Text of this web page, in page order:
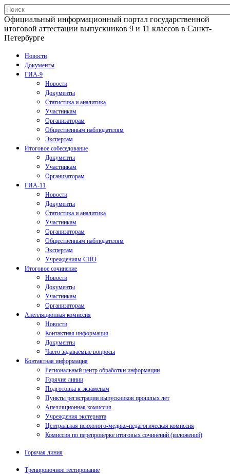
Официальный информационный портал государственной
итоговой аттестации выпускников 9 и 11 классов в Санкт-
Петербурге
Новости
Документы
ГИА-9
Новости
Документы
Статистика и аналитика
Участникам
Организаторам
Общественным наблюдателям
Экспертам
Итоговое собеседование
Документы
Участникам
Организаторам
ГИА-11
Новости
Документы
Статистика и аналитика
Участникам
Организаторам
Общественным наблюдателям
Экспертам
Учреждениям СПО
Итоговое сочинение
Новости
Документы
Участникам
Организаторам
Апелляционная комиссия
Новости
Контактная информация
Документы
Часто задаваемые вопросы
Контактная информация
Региональный центр обработки информации
Горячие линии
Подготовка к экзаменам
Пункты регистрации выпускников прошлых лет
Апелляционная комиссия
Учреждения экстерната
Центральная психолого-медико-педагогическая комиссия
Комиссия по перепроверке итоговых сочинений (изложений)
Горячая линия
Тренировочное тестирование